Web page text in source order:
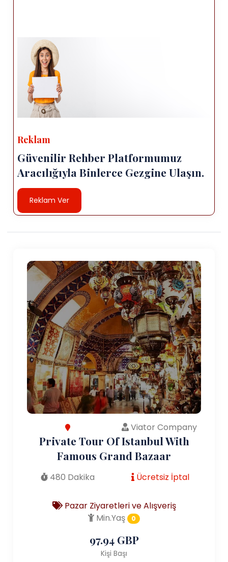
Reklam
Güvenilir Rehber Platformumuz
Aracılığıyla Binlerce Gezgine Ulaşın.
Reklam Ver
Viator Company
Private Tour Of Istanbul With
Famous Grand Bazaar
480 Dakika Ücretsiz İptal
Pazar Ziyaretleri ve Alışveriş
Min.Yaş
0
97.94 GBP
Kişi Başı